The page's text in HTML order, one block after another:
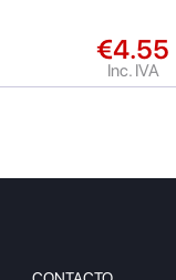
€4.55
Inc. IVA